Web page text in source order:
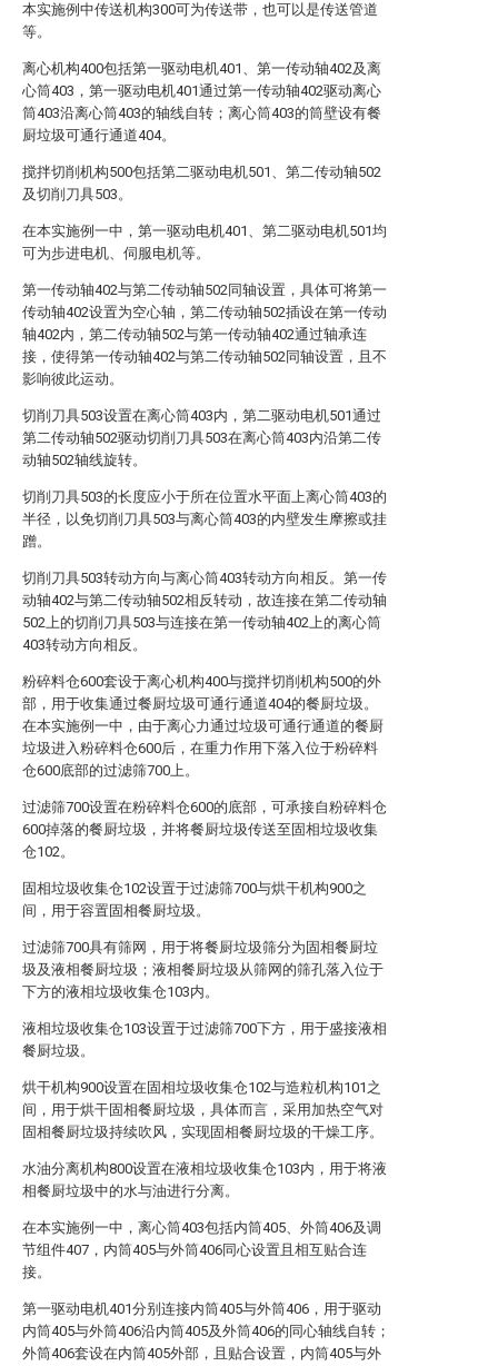
本实施例中传送机构300可为传送带，也可以是传送管道
等。
离心机构400包括第一驱动电机401、第一传动轴402及离
心筒403，第一驱动电机401通过第一传动轴402驱动离心
筒403沿离心筒403的轴线自转；离心筒403的筒壁设有餐
厨垃圾可通行通道404。
搅拌切削机构500包括第二驱动电机501、第二传动轴502
及切削刀具503。
在本实施例一中，第一驱动电机401、第二驱动电机501均
可为步进电机、伺服电机等。
第一传动轴402与第二传动轴502同轴设置，具体可将第一
传动轴402设置为空心轴，第二传动轴502插设在第一传动
轴402内，第二传动轴502与第一传动轴402通过轴承连
接，使得第一传动轴402与第二传动轴502同轴设置，且不
影响彼此运动。
切削刀具503设置在离心筒403内，第二驱动电机501通过
第二传动轴502驱动切削刀具503在离心筒403内沿第二传
动轴502轴线旋转。
切削刀具503的长度应小于所在位置水平面上离心筒403的
半径，以免切削刀具503与离心筒403的内壁发生摩擦或挂
蹭。
切削刀具503转动方向与离心筒403转动方向相反。第一传
动轴402与第二传动轴502相反转动，故连接在第二传动轴
502上的切削刀具503与连接在第一传动轴402上的离心筒
403转动方向相反。
粉碎料仓600套设于离心机构400与搅拌切削机构500的外
部，用于收集通过餐厨垃圾可通行通道404的餐厨垃圾。
在本实施例一中，由于离心力通过垃圾可通行通道的餐厨
垃圾进入粉碎料仓600后，在重力作用下落入位于粉碎料
仓600底部的过滤筛700上。
过滤筛700设置在粉碎料仓600的底部，可承接自粉碎料仓
600掉落的餐厨垃圾，并将餐厨垃圾传送至固相垃圾收集
仓102。
固相垃圾收集仓102设置于过滤筛700与烘干机构900之
间，用于容置固相餐厨垃圾。
过滤筛700具有筛网，用于将餐厨垃圾筛分为固相餐厨垃
圾及液相餐厨垃圾；液相餐厨垃圾从筛网的筛孔落入位于
下方的液相垃圾收集仓103内。
液相垃圾收集仓103设置于过滤筛700下方，用于盛接液相
餐厨垃圾。
烘干机构900设置在固相垃圾收集仓102与造粒机构101之
间，用于烘干固相餐厨垃圾，具体而言，采用加热空气对
固相餐厨垃圾持续吹风，实现固相餐厨垃圾的干燥工序。
水油分离机构800设置在液相垃圾收集仓103内，用于将液
相餐厨垃圾中的水与油进行分离。
在本实施例一中，离心筒403包括内筒405、外筒406及调
节组件407，内筒405与外筒406同心设置且相互贴合连
接。
第一驱动电机401分别连接内筒405与外筒406，用于驱动
内筒405与外筒406沿内筒405及外筒406的同心轴线自转；
外筒406套设在内筒405外部，且贴合设置，内筒405与外